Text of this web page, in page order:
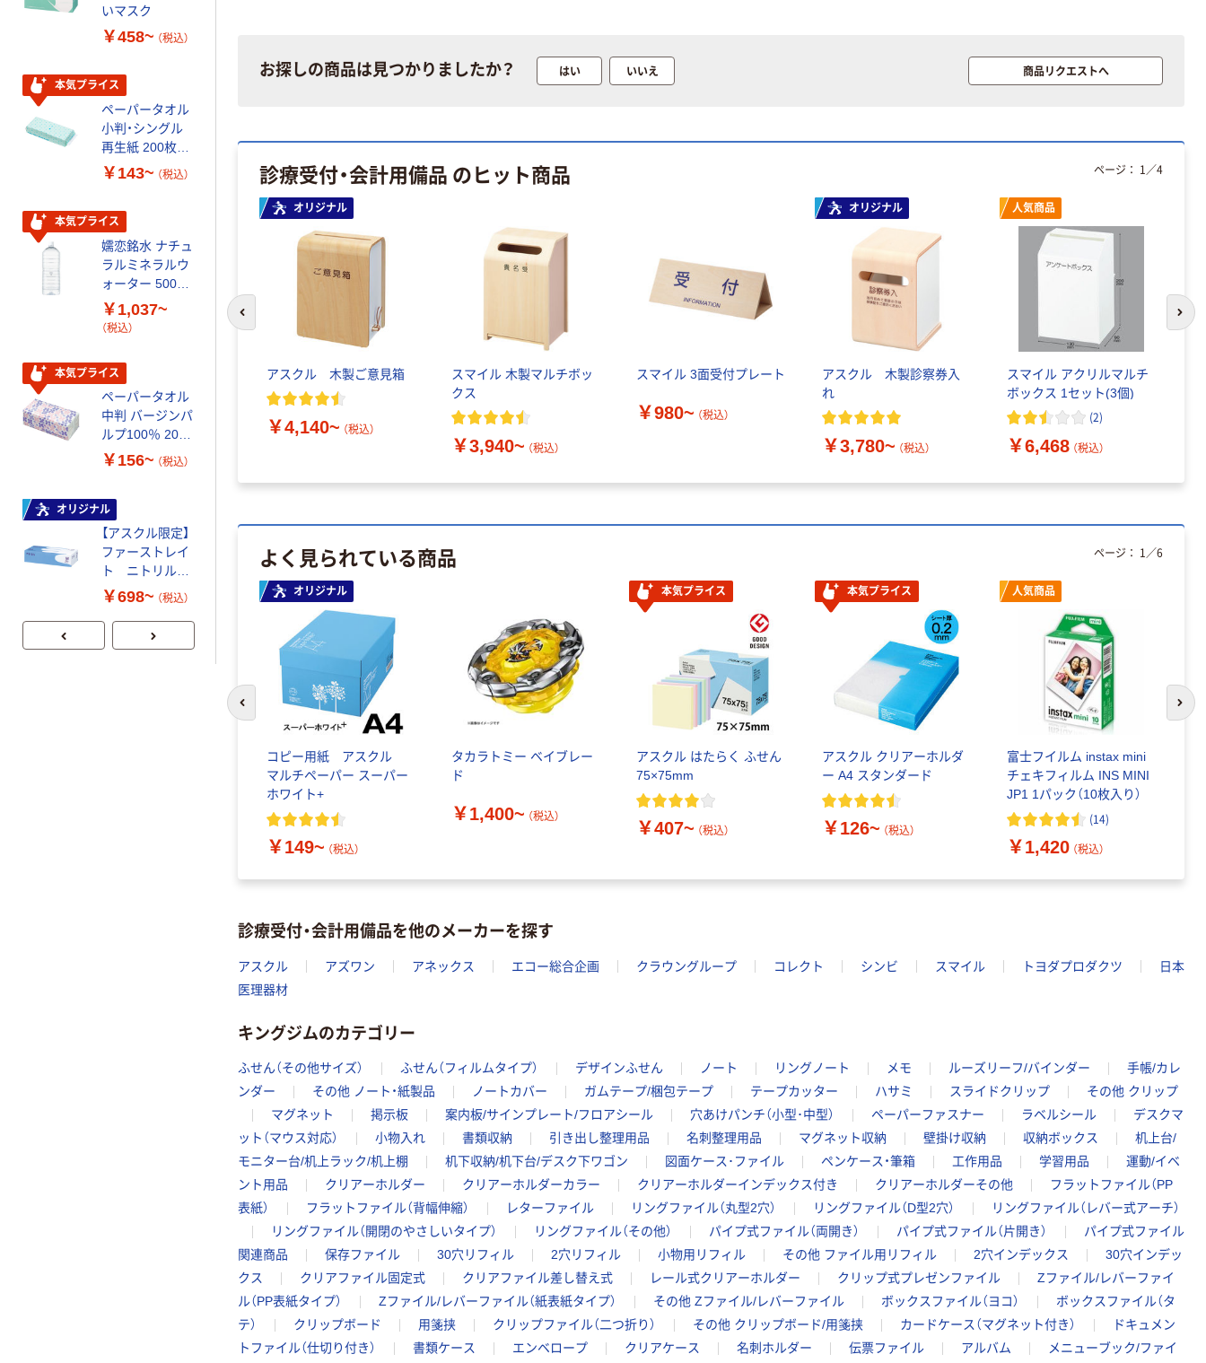
お探しの商品は見つかりましたか？ はい いいえ 商品リクエストへ
診療受付・会計用備品 のヒット商品
オリジナル
アスクル 木製ご意見箱
￥4,140~ （税込）
スマイル 木製マルチボッ
クス
￥3,940~ （税込）
スマイル 3面受付プレート
￥980~ （税込）
オリジナル
アスクル 木製診察券入
れ
￥3,780~ （税込）
人気商品
スマイル アクリルマルチ
ボックス 1セット(3個)
(2)
￥6,468 （税込）
ページ： 1 ／4
次
よく見られている商品
オリジナル
コピー用紙 アスクル
マルチペーパー スーパー
ホワイト+
￥149~ （税込）
タカラトミー ベイブレー
ド
￥1,400~ （税込）
本気プライス
アスクル はたらく ふせん
75×75mm
￥407~ （税込）
本気プライス
アスクル クリアーホルダ
ー A4 スタンダード
￥126~ （税込）
人気商品
富士フイルム instax mini
チェキフィルム INS MINI
JP1 1パック（10枚入り）
(14)
￥1,420 （税込）
ページ： 1 ／6
前のスライドへ 次
診療受付・会計用備品を他のメーカーを探す
アスクル アズワン アネックス エコー総合企画 クラウングループ コレクト シンビ スマイル トヨダプロダクツ
日本
医理器材
キングジムのカテゴリー
ふせん（その他サイズ） ふせん（フィルムタイプ） デザインふせん ノート リングノート メモ ルーズリーフ/バインダー
手帳/カレ
ンダー
その他 ノート・紙製品 ノートカバー ガムテープ/梱包テープ テープカッター ハサミ スライドクリップ
その他 クリップ
マグネット
掲示板 案内板/サインプレート/フロアシール 穴あけパンチ（小型･中型） ペーパーファスナー ラベルシール
デスクマ
ット（マウス対応）
小物入れ 書類収納 引き出し整理用品 名刺整理用品 マグネット収納 壁掛け収納 収納ボックス
机上台/
モニター台/机上ラック/机上棚
机下収納/机下台/デスク下ワゴン 図面ケース･ファイル ペンケース・筆箱 工作用品 学習用品
運動/イベ
ント用品
クリアーホルダー クリアーホルダーカラー クリアーホルダーインデックス付き クリアーホルダーその他
フラットファイル（PP
表紙）
フラットファイル（背幅伸縮） レターファイル リングファイル（丸型2穴） リングファイル（D型2穴）
リングファイル（レバー式アーチ）
リングファイル（開閉のやさしいタイプ）
リングファイル（その他） パイプ式ファイル（両開き） パイプ式ファイル（片開き）
パイプ式ファイル
関連商品
保存ファイル 30穴リフィル 2穴リフィル 小物用リフィル その他 ファイル用リフィル 2穴インデックス
30穴インデッ
クス
クリアファイル固定式 クリアファイル差し替え式 レール式クリアーホルダー クリップ式プレゼンファイル
Zファイル/レバーファイ
ル（PP表紙タイプ）
Zファイル/レバーファイル（紙表紙タイプ） その他 Zファイル/レバーファイル ボックスファイル（ヨコ）
ボックスファイル（タ
テ）
クリップボード 用箋挟 クリップファイル（二つ折り） その他 クリップボード/用箋挟 カードケース（マグネット付き）
ドキュメン
トファイル（仕切り付き）
書類ケース エンベロープ クリアケース 名刺ホルダー 伝票ファイル アルバム
メニューブック/ファイ
いマスク
￥458~ （税込）
本気プライス
ペーパータオル
小判・シングル
再生紙 200枚
FSC認証紙 アス
￥143~ （税込）
本気プライス
嬬恋銘水 ナチュ
ラルミネラルウ
ォーター 500ml
キャップシール
付き／2Lラベル
￥1,037~
（税込）
本気プライス
ペーパータオル
中判 バージンパ
ルプ100％ 200
枚入 PEFC認証
￥156~ （税込）
オリジナル
【アスクル限定】
ファーストレイ
ト ニトリルグ
ローブ ホワイ
ウダーフリー）
￥698~ （税込）
指定医薬部外品
￥140~ （税込）
本気プライス
ティッシュペー
パー ボックス
モカ 200組 5個
ナルティッシュ
PEFC認証
（税込）
【アスクル限定】
ファーストレイ
ト ニトリルグ
ローブ ブル
ーター ペットボ
￥686~ （税込）
本気プライス
再生紙 200枚
ラルミネラルウ
ォーター 500ml
キャップシール
付き／2Lラベル
￥1,037~
本気プライス
中判 バージンパ
ローブ ホワイ
ウダーフリー）
￥698~